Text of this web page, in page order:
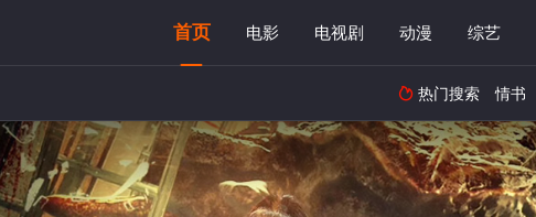
首页 电影 电视剧 动漫 综艺
 热门搜索 情书